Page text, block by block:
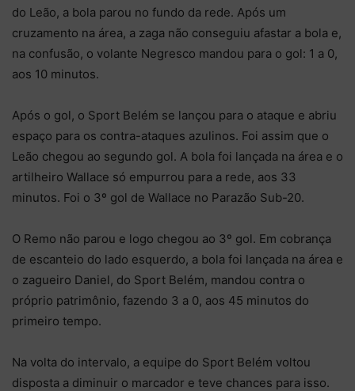
do Leão, a bola parou no fundo da rede. Após um
cruzamento na área, a zaga não conseguiu afastar a bola e,
na confusão, o volante Negresco mandou para o gol: 1 a 0,
aos 10 minutos.
Após o gol, o Sport Belém se lançou para o ataque e abriu
espaço para os contra-ataques azulinos. Foi assim que o
Leão chegou ao segundo gol. A bola foi lançada na área e o
artilheiro Wallace só empurrou para a rede, aos 33
minutos. Foi o 3º gol de Wallace no Parazão Sub-20.
O Remo não parou e logo chegou ao 3º gol. Em cobrança
de escanteio do lado esquerdo, a bola foi lançada na área e
o zagueiro Daniel, do Sport Belém, mandou contra o
próprio patrimônio, fazendo 3 a 0, aos 45 minutos do
primeiro tempo.
Na volta do intervalo, a equipe do Sport Belém voltou
disposta a diminuir o marcador e teve chances para isso.